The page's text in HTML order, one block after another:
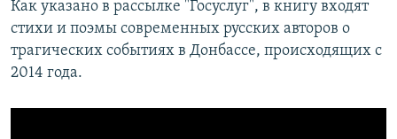
Как указано в рассылке "Госуслуг", в книгу входят
стихи и поэмы современных русских авторов о
трагических событиях в Донбассе, происходящих с
2014 года.